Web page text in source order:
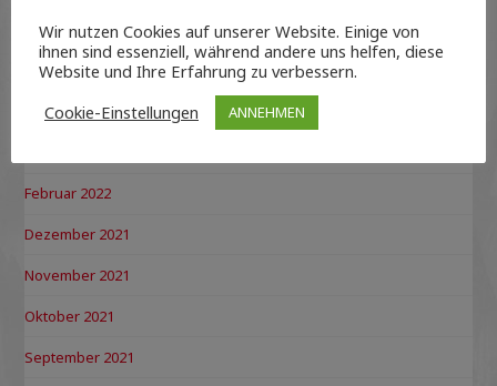
Juni 2022
Mai 2022
April 2022
Februar 2022
Dezember 2021
November 2021
Oktober 2021
September 2021
Wir nutzen Cookies auf unserer Website. Einige von
ihnen sind essenziell, während andere uns helfen, diese
Website und Ihre Erfahrung zu verbessern.
Cookie-Einstellungen
ANNEHMEN